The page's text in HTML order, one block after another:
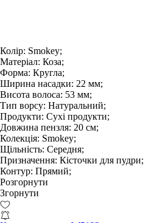
Колір: Smokey;
Матеріал: Коза;
Форма: Кругла;
Ширина насадки: 22 мм;
Висота волоса: 53 мм;
Тип ворсу: Натуральний;
Продукти: Сухі продукти;
Довжина пензля: 20 см;
Колекція: Smokey;
Щільність: Середня;
Призначення: Кісточки для пудри;
Контур: Прямий;
Розгорнути
Згорнути